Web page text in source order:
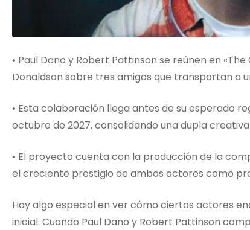
• Paul Dano y Robert Pattinson se reúnen en
Donaldson sobre tres amigos que transportan a
• Esta colaboración llega antes de su esperado
octubre de 2027, consolidando una dupla
• El proyecto cuenta con la producción de la
el creciente prestigio de ambos actores como
Hay algo especial en ver cómo ciertos actores
inicial. Cuando Paul Dano y Robert Pattinson